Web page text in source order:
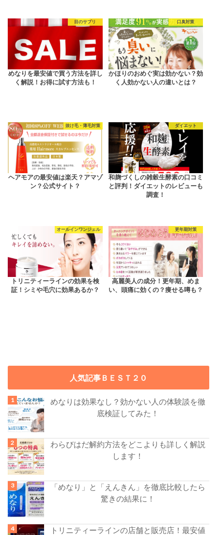
目のサプリ
めなりを最安値で買う方法を詳し
く解説！お得に試す方法も！
口臭対策
かほりのおめぐ実は効かない？効
く人効かない人の違いとは？
抜け毛・薄毛対策
ヘアモアの最安値は楽天？アマゾ
ン？公式サイト？
ダイエット
和麹づくしの雑穀生酵素の口コミ
と評判！ダイエットのレビューも
調査！
オールインワンジェル
トリニティーラインの効果を検
証！シミや毛穴に効果あるか？
更年期対策
高麗美人の成分！更年期、めま
い、頭痛に効くの？痩せる噂も？
人気記事ＢＥＳＴ２０
めなりは効果なし？効かない人の体験談を徹
底検証してみた！
わらびはだ解約方法をどこよりも詳しく解説
します！
「めなり」と「えんきん」を徹底比較したら
驚きの結果に！
トリニティーラインの店舗と販売店！最安値